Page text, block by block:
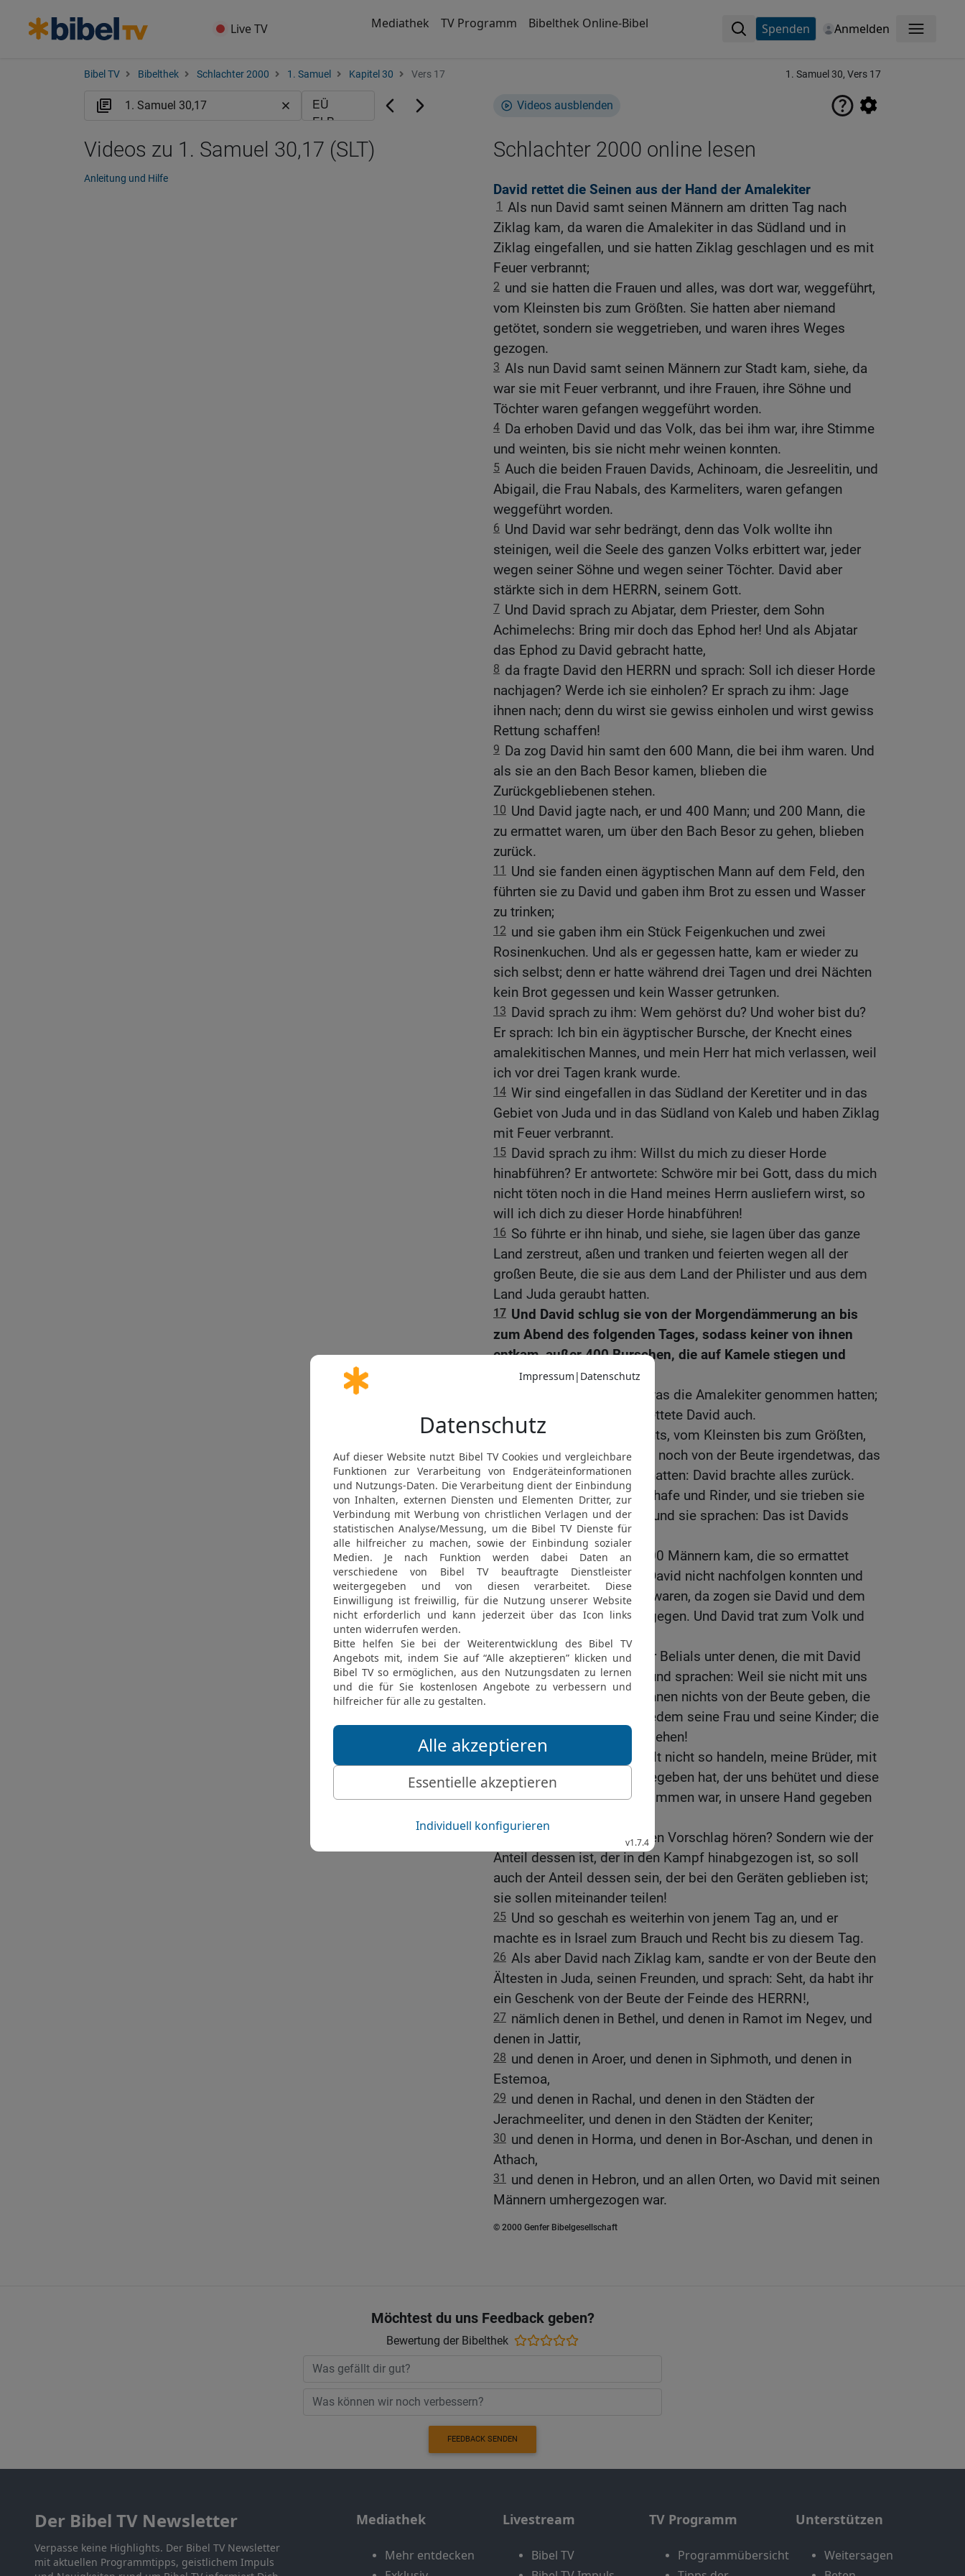
Live TV Mediathek TV Programm Bibelthek Online-Bibel Spenden Anmelden Menü
Bibel TV Bibelthek Schlachter 2000 1. Samuel Kapitel 30 Vers 17 1. Samuel 30, Vers 17
Videos ausblenden
Schlachter 2000 online lesen
David rettet die Seinen aus der Hand der Amalekiter
1 Als nun David samt seinen Männern am dritten Tag nach
Ziklag kam, da waren die Amalekiter in das Südland und in
Ziklag eingefallen, und sie hatten Ziklag geschlagen und es mit
Feuer verbrannt;
2 und sie hatten die Frauen und alles, was dort war, weggeführt,
vom Kleinsten bis zum Größten. Sie hatten aber niemand
getötet, sondern sie weggetrieben, und waren ihres Weges
gezogen.
3 Als nun David samt seinen Männern zur Stadt kam, siehe, da
war sie mit Feuer verbrannt, und ihre Frauen, ihre Söhne und
Töchter waren gefangen weggeführt worden.
4 Da erhoben David und das Volk, das bei ihm war, ihre Stimme
und weinten, bis sie nicht mehr weinen konnten.
5 Auch die beiden Frauen Davids, Achinoam, die Jesreelitin, und
Abigail, die Frau Nabals, des Karmeliters, waren gefangen
weggeführt worden.
6 Und David war sehr bedrängt, denn das Volk wollte ihn
steinigen, weil die Seele des ganzen Volks erbittert war, jeder
wegen seiner Söhne und wegen seiner Töchter. David aber
stärkte sich in dem HERRN, seinem Gott.
7 Und David sprach zu Abjatar, dem Priester, dem Sohn
Achimelechs: Bring mir doch das Ephod her! Und als Abjatar
das Ephod zu David gebracht hatte,
8 da fragte David den HERRN und sprach: Soll ich dieser Horde
nachjagen? Werde ich sie einholen? Er sprach zu ihm: Jage
ihnen nach; denn du wirst sie gewiss einholen und wirst gewiss
Rettung schaffen!
9 Da zog David hin samt den 600 Mann, die bei ihm waren. Und
als sie an den Bach Besor kamen, blieben die
Zurückgebliebenen stehen.
10 Und David jagte nach, er und 400 Mann; und 200 Mann, die
zu ermattet waren, um über den Bach Besor zu gehen, blieben
zurück.
11
Und sie fanden einen ägyptischen Mann auf dem Feld, den
führten sie zu David und gaben ihm Brot zu essen und Wasser
zu trinken;
12 und sie gaben ihm ein Stück Feigenkuchen und zwei
Rosinenkuchen. Und als er gegessen hatte, kam er wieder zu
sich selbst; denn er hatte während drei Tagen und drei Nächten
kein Brot gegessen und kein Wasser getrunken.
13 David sprach zu ihm: Wem gehörst du? Und woher bist du?
Er sprach: Ich bin ein ägyptischer Bursche, der Knecht eines
amalekitischen Mannes, und mein Herr hat mich verlassen, weil
ich vor drei Tagen krank wurde.
14 Wir sind eingefallen in das Südland der Keretiter und in das
Gebiet von Juda und in das Südland von Kaleb und haben Ziklag
mit Feuer verbrannt.
15 David sprach zu ihm: Willst du mich zu dieser Horde
hinabführen? Er antwortete: Schwöre mir bei Gott, dass du mich
nicht töten noch in die Hand meines Herrn ausliefern wirst, so
will ich dich zu dieser Horde hinabführen!
16 So führte er ihn hinab, und siehe, sie lagen über das ganze
Land zerstreut, aßen und tranken und feierten wegen all der
großen Beute, die sie aus dem Land der Philister und aus dem
Land Juda geraubt hatten.
17 Und David schlug sie von der Morgendämmerung an bis
zum Abend des folgenden Tages, sodass keiner von ihnen
entkam, außer 400 Burschen, die auf Kamele stiegen und
entflohen.
So rettete David alles, was die Amalekiter genommen hatten;
und seine beiden Frauen rettete David auch.
19 Und es fehlte ihnen nichts, vom Kleinsten bis zum Größten,
weder Söhne noch Töchter, noch von der Beute irgendetwas, das
sie ihnen weggenommen hatten: David brachte alles zurück.
Und David nahm alle Schafe und Rinder, und sie trieben sie
vor dem anderen Vieh her, und sie sprachen: Das ist Davids
Beute!
21 Und als David zu den 200 Männern kam, die so ermattet
gewesen waren, dass sie David nicht nachfolgen konnten und
am Bach Besor geblieben waren, da zogen sie David und dem
Volk, das mit ihm war, entgegen. Und David trat zum Volk und
grüßte sie freundlich.
22 Da ergriffen alle Männer Belials unter denen, die mit David
gezogen waren, das Wort und sprachen: Weil sie nicht mit uns
gezogen sind, wollen wir ihnen nichts von der Beute geben, die
wir gerettet haben, außer jedem seine Frau und seine Kinder; die
sollen sie wegführen und gehen!
23 Da sprach David: Ihr sollt nicht so handeln, meine Brüder, mit
dem, was uns der HERR gegeben hat, der uns behütet und diese
Horde, die gegen uns gekommen war, in unsere Hand gegeben
hat.
24
Und wer könnte auf euren Vorschlag hören? Sondern wie der
Anteil dessen ist, der in den Kampf hinabgezogen ist, so soll
auch der Anteil dessen sein, der bei den Geräten geblieben ist;
sie sollen miteinander teilen!
25 Und so geschah es weiterhin von jenem Tag an, und er
machte es in Israel zum Brauch und Recht bis zu diesem Tag.
26 Als aber David nach Ziklag kam, sandte er von der Beute den
Ältesten in Juda, seinen Freunden, und sprach: Seht, da habt ihr
ein Geschenk von der Beute der Feinde des HERRN!,
27 nämlich denen in Bethel, und denen in Ramot im Negev, und
denen in Jattir,
28 und denen in Aroer, und denen in Siphmoth, und denen in
Estemoa,
29 und denen in Rachal, und denen in den Städten der
Jerachmeeliter, und denen in den Städten der Keniter;
30 und denen in Horma, und denen in Bor-Aschan, und denen in
Athach,
31
und denen in Hebron, und an allen Orten, wo David mit seinen
Männern umhergezogen war.
© 2000 Genfer Bibelgesellschaft
Videos zu 1. Samuel 30,17 (SLT)
Anleitung und Hilfe
Möchtest du uns Feedback geben?
Bewertung der Bibelthek
FEEDBACK SENDEN
Der Bibel TV Newsletter
Verpasse keine Highlights. Der Bibel TV Newsletter
mit aktuellen Programmtipps, geistlichem Impuls
Mediathek
Mehr entdecken
Livestream
Bibel TV
TV Programm
Programmübersicht
Unterstützen
Weitersagen